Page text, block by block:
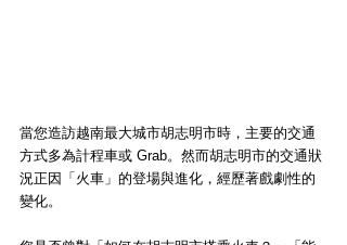
當您造訪越南最大城市胡志明市時，主要的交通
方式多為計程車或 Grab。然而胡志明市的交通狀
況正因「火車」的登場與進化，經歷著戲劇性的
變化。